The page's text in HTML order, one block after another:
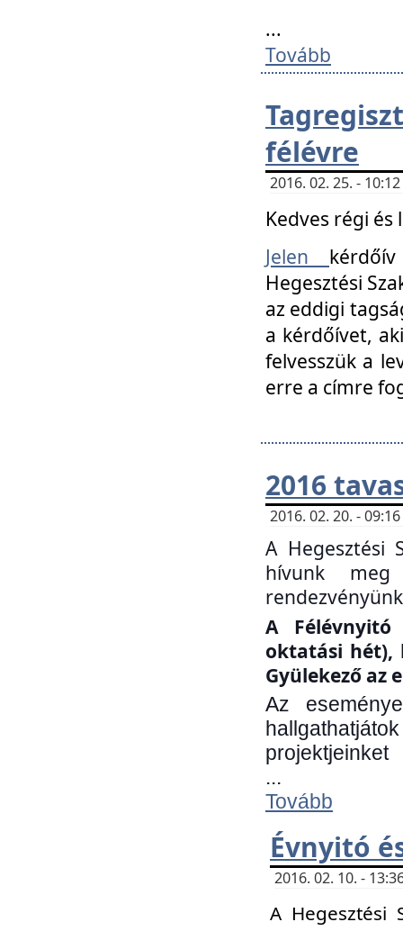
...
Tovább
félévre
2016. 02. 25. -
Kedves régi
Jelen
Hegesztési
az eddigi
a kérdőívet,
felvesszük a
erre a címre
2016
2016. 02. 20. -
A Hegesztési
hívunk
A
oktatási hét),
Gyülekező az
Az
projektjeinket
...
Tovább
Évnyitó
2016. 02. 10. -
A Hegesztési